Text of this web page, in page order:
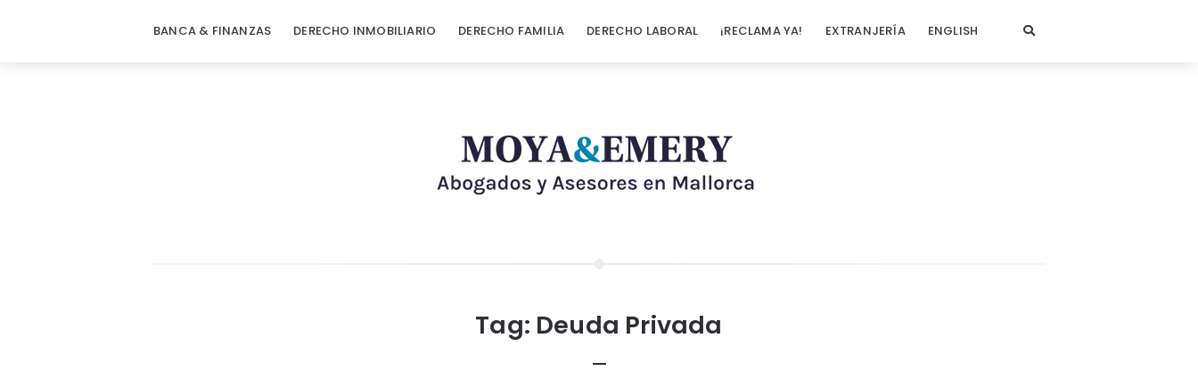
BANCA & FINANZAS DERECHO INMOBILIARIO DERECHO FAMILIA DERECHO LABORAL ¡RECLAMA YA! EXTRANJERÍA ENGLISH
Tag: Deuda Privada